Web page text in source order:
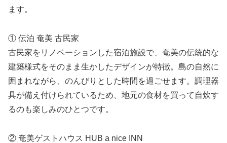
ます。
① 伝泊 奄美 古民家
古民家をリノベーションした宿泊施設で、奄美の伝統的な
建築様式をそのまま生かしたデザインが特徴。島の自然に
囲まれながら、のんびりとした時間を過ごせます。調理器
具が備え付けられているため、地元の食材を買って自炊す
るのも楽しみのひとつです。
② 奄美ゲストハウス HUB a nice INN